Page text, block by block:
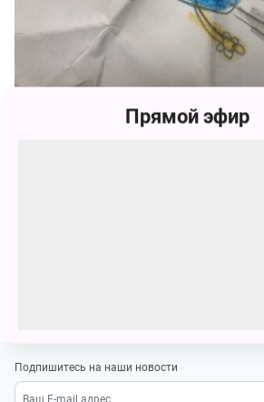
Подпишитесь на наши новости
Прямой эфир